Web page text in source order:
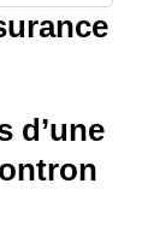
d’une